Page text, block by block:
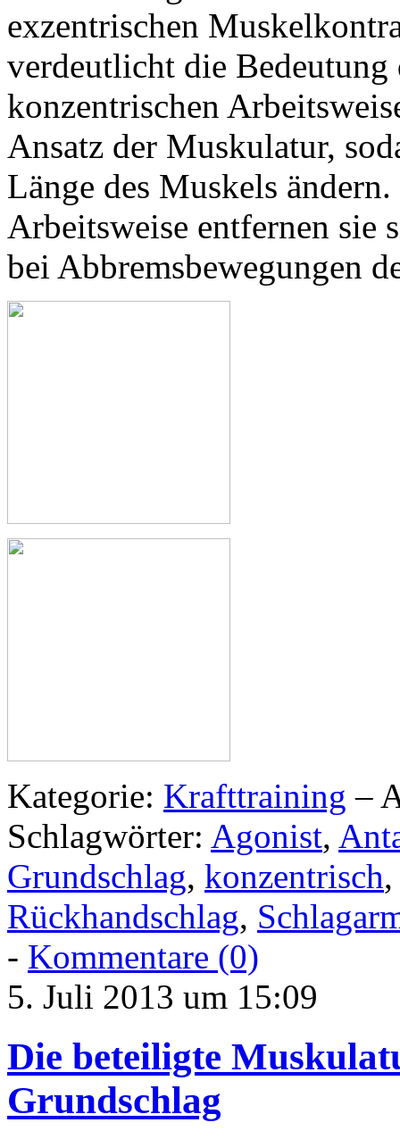
exzentrischen
verdeutlicht die
konzentrischen
Ansatz der Muskulatur,
Länge des Muskels
Arbeitsweise entfernen sie
bei Abbremsbewegungen
Kategorie: Krafttraining –
Schlagwörter: Agonist,
Grundschlag, konzentrisch
Rückhandschlag,
- Kommentare (0)
5. Juli 2013 um 15:09
Die beteiligte
Grundschlag